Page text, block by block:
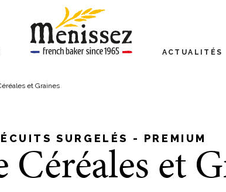
ACTUALITÉS
et Graines
SURGELÉS - PREMIUM
Céréales et